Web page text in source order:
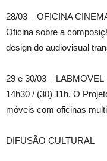
28/03 – OFICINA
Oficina sobre a
design do audiovisual
29 e 30/03 – LABMOVEL
14h30 / (30) 11h. O
móveis com oficinas
DIFUSÃO CULTURAL